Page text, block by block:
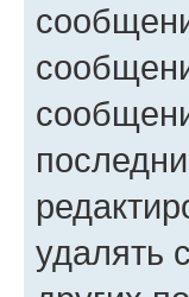
удалять